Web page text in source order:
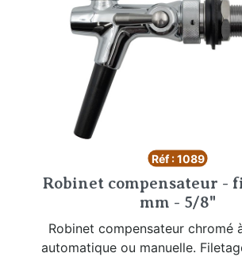
Réf : 1089
Robinet compensateur -
mm - 5/8"
Robinet compensateur chromé
automatique ou manuelle.